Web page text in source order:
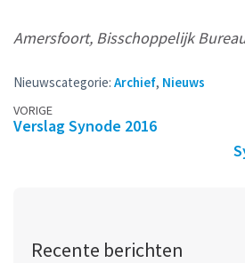
Amersfoort, Bisschoppelijk
Nieuwscategorie: Archief, Nieuws
Berichtennavigatie
VORIGE
Verslag Synode 2016
Recente berichten